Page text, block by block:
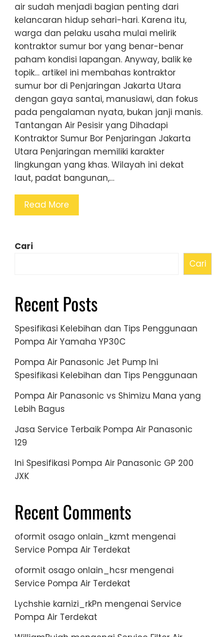
air sudah menjadi bagian penting dari
kelancaran hidup sehari-hari. Karena itu,
warga dan pelaku usaha mulai melirik
kontraktor sumur bor yang benar-benar
paham kondisi lapangan. Anyway, balik ke
topik… artikel ini membahas kontraktor
sumur bor di Penjaringan Jakarta Utara
dengan gaya santai, manusiawi, dan fokus
pada pengalaman nyata, bukan janji manis.
Tantangan Air Pesisir yang Dihadapi
Kontraktor Sumur Bor Penjaringan Jakarta
Utara Penjaringan memiliki karakter
lingkungan yang khas. Wilayah ini dekat
laut, padat bangunan,…
Read More
Cari
Cari
Recent Posts
Spesifikasi Kelebihan dan Tips Penggunaan
Pompa Air Yamaha YP30C
Pompa Air Panasonic Jet Pump Ini
Spesifikasi Kelebihan dan Tips Penggunaan
Pompa Air Panasonic vs Shimizu Mana yang
Lebih Bagus
Jasa Service Terbaik Pompa Air Panasonic
129
Ini Spesifikasi Pompa Air Panasonic GP 200
JXK
Recent Comments
oformit osago onlain_kzmt mengenai
Service Pompa Air Terdekat
oformit osago onlain_hcsr mengenai
Service Pompa Air Terdekat
Lychshie karnizi_rkPn mengenai Service
Pompa Air Terdekat